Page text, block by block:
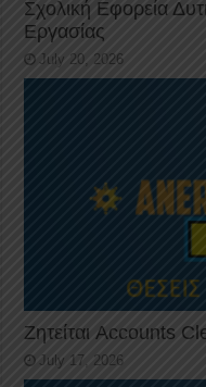
Σχολική Εφορεία
Εργασίας
July 20, 2026
Ζητείται Accounts
July 17, 2026